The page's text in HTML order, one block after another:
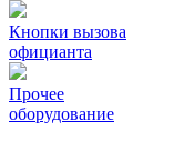
Кнопки вызова
официанта
Прочее
оборудование